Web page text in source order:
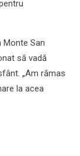
Monte San
să vadă
„Am rămas
la acea